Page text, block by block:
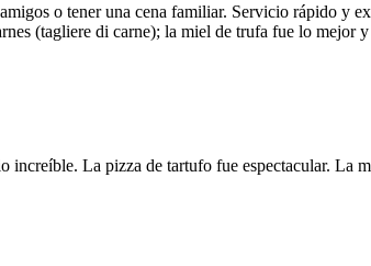
o tener una cena familiar. Servicio rápido y
(tagliere di carne); la miel de trufa fue lo mejor
increíble. La pizza de tartufo fue espectacular. La